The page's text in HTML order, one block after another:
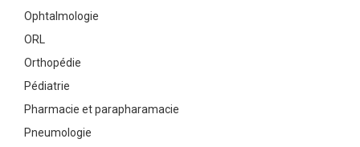
Ophtalmologie
ORL
Orthopédie
Pédiatrie
Pharmacie et parapharamacie
Pneumologie